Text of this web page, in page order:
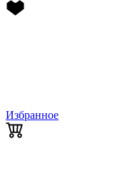
Избранное